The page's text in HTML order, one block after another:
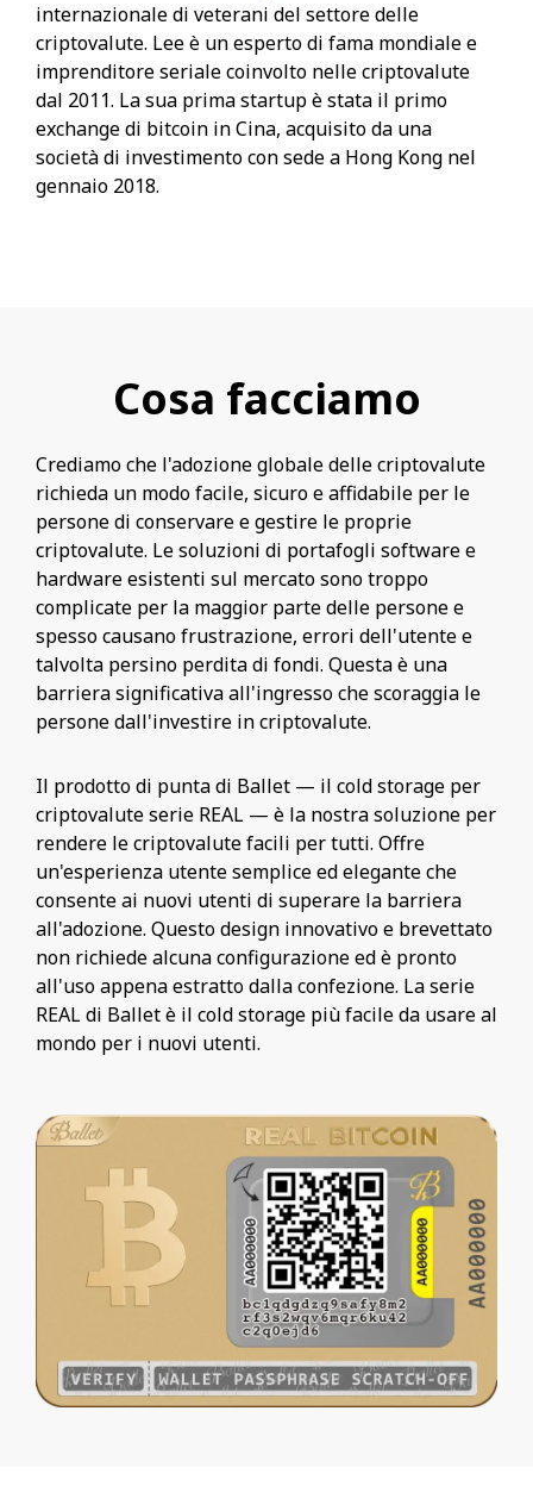
internazionale di veterani del settore delle
criptovalute. Lee è un esperto di fama mondiale e
imprenditore seriale coinvolto nelle criptovalute
dal 2011. La sua prima startup è stata il primo
exchange di bitcoin in Cina, acquisito da una
società di investimento con sede a Hong Kong nel
gennaio 2018.
Cosa facciamo
Crediamo che l'adozione globale delle criptovalute
richieda un modo facile, sicuro e affidabile per le
persone di conservare e gestire le proprie
criptovalute. Le soluzioni di portafogli software e
hardware esistenti sul mercato sono troppo
complicate per la maggior parte delle persone e
spesso causano frustrazione, errori dell'utente e
talvolta persino perdita di fondi. Questa è una
barriera significativa all'ingresso che scoraggia le
persone dall'investire in criptovalute.
Il prodotto di punta di Ballet — il cold storage per
criptovalute serie REAL — è la nostra soluzione per
rendere le criptovalute facili per tutti. Offre
un'esperienza utente semplice ed elegante che
consente ai nuovi utenti di superare la barriera
all'adozione. Questo design innovativo e brevettato
non richiede alcuna configurazione ed è pronto
all'uso appena estratto dalla confezione. La serie
REAL di Ballet è il cold storage più facile da usare al
mondo per i nuovi utenti.